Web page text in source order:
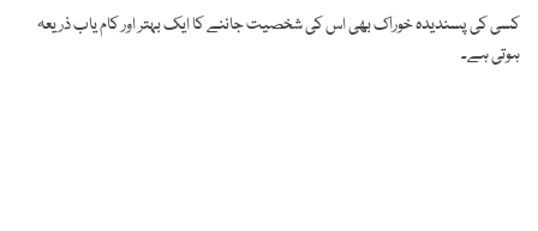
کسی کی پسندیدہ خوراک بھی اس کی شخصیت جاننے کا ایک بہتر اور کام یاب ذریعہ
ہوتی ہے۔